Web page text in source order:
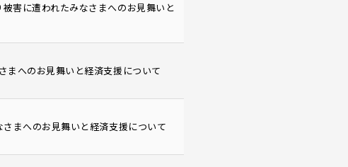
被害に遭われたみなさまへのお見舞いと
まへのお見舞いと経済支援について
さまへのお見舞いと経済支援について